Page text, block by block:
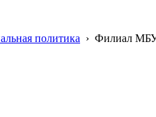
политика › Филиал